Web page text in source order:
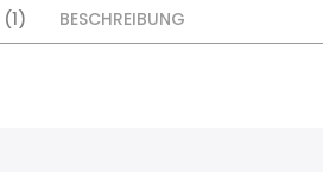
1 BESCHREIBUNG